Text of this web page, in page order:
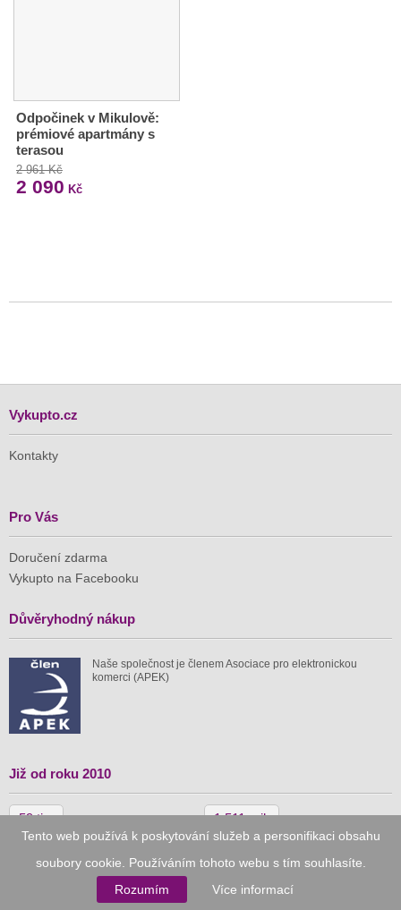
Tento web používá k poskytování služeb a personifikaci obsahu
soubory cookie. Používáním tohoto webu s tím souhlasíte.
Rozumím
Více informací
Odpočinek v Mikulově:
prémiové apartmány s
terasou
2 961 Kč
2 090 Kč
Vykupto.cz
Kontakty
Pro Vás
Doručení zdarma
Vykupto na Facebooku
Důvěryhodný nákup
Naše společnost je členem Asociace pro elektronickou
komerci (APEK)
Již od roku 2010
59 tis. 1 511 mil.
© 2010–2026Vykupto.cz